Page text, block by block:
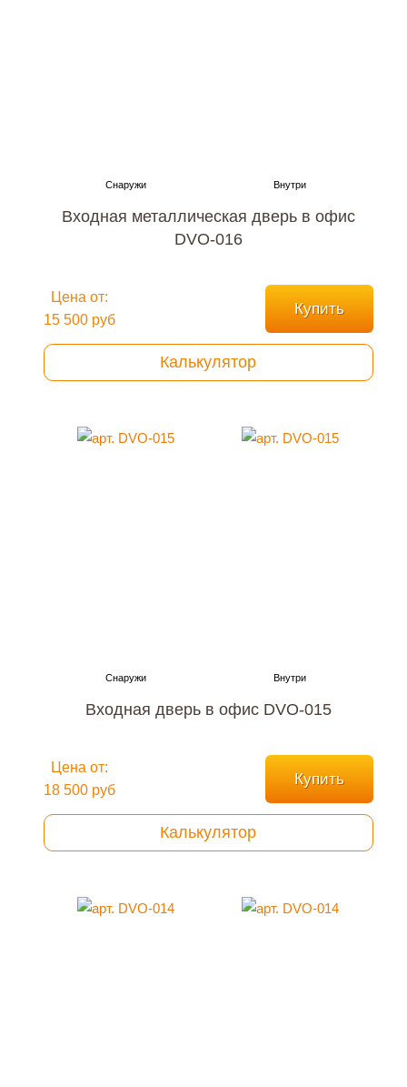
Входная металлическая дверь в офис
DVO-016
Цена от:
15 500 руб
Купить
Калькулятор
Входная дверь в офис DVO-015
Цена от:
18 500 руб
Купить
Калькулятор